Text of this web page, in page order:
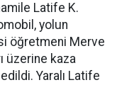
Latife K.
yolun
öğretmeni Merve
üzerine kaza
Yaralı Latife